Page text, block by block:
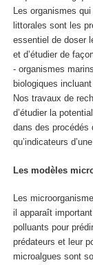
Les organismes
littorales sont les
essentiel de doser
et d’étudier de
- organismes
biologiques
Nos travaux de
d’étudier la
dans des procédés
qu’indicateurs
Les modèles
Les
il apparaît
polluants pour
prédateurs et leur
microalgues sont